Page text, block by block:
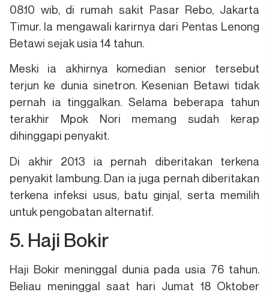
08.10 wib, di rumah sakit Pasar Rebo, Jakarta
Timur. Ia mengawali karirnya dari Pentas Lenong
Betawi sejak usia 14 tahun.
Meski ia akhirnya komedian senior tersebut
terjun ke dunia sinetron. Kesenian Betawi tidak
pernah ia tinggalkan. Selama beberapa tahun
terakhir Mpok Nori memang sudah kerap
dihinggapi penyakit.
Di akhir 2013 ia pernah diberitakan terkena
penyakit lambung. Dan ia juga pernah diberitakan
terkena infeksi usus, batu ginjal, serta memilih
untuk pengobatan alternatif.
5. Haji Bokir
Haji Bokir meninggal dunia pada usia 76 tahun.
Beliau meninggal saat hari Jumat 18 Oktober